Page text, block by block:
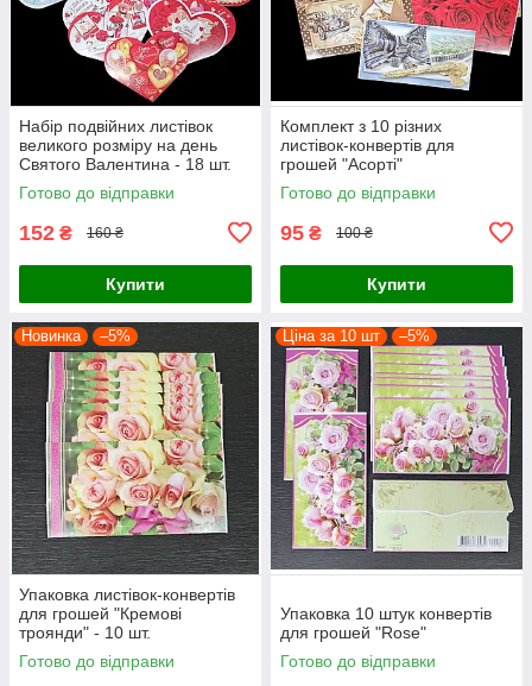
Набір подвійних листівок
великого розміру на день
Святого Валентина - 18 шт.
(16 см х 12 см)
Готово до відправки
152 ₴ 160 ₴
Купити
Комплект з 10 різних
листівок-конвертів для
грошей "Асорті"
Готово до відправки
95 ₴ 100 ₴
Купити
Новинка –5%
Упаковка листівок-конвертів
для грошей "Кремові
троянди" - 10 шт.
Готово до відправки
Ціна за 10 шт –5%
Упаковка 10 штук конвертів
для грошей "Rose"
Готово до відправки